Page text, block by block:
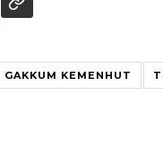
GAKKUM KEMENHUT
5 Agustus